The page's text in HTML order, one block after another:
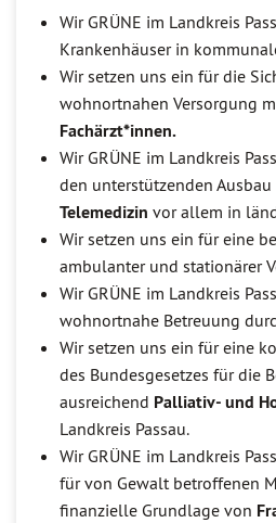
Wir GRÜNE im Landkreis
Krankenhäuser in
Wir setzen uns ein für die
wohnortnahen Versorgung
Fachärzt*innen.
Wir GRÜNE im Landkreis
den unterstützenden
Telemedizin vor allem in
Wir setzen uns ein für eine
ambulanter und stationärer
Wir GRÜNE im Landkreis
wohnortnahe Betreuung
Wir setzen uns ein für eine
des Bundesgesetzes für die
ausreichend Palliativ- und
Landkreis Passau.
Wir GRÜNE im Landkreis
für von Gewalt betroffenen
finanzielle Grundlage von